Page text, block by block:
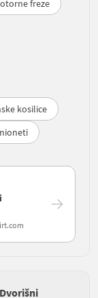
freze
kosilice